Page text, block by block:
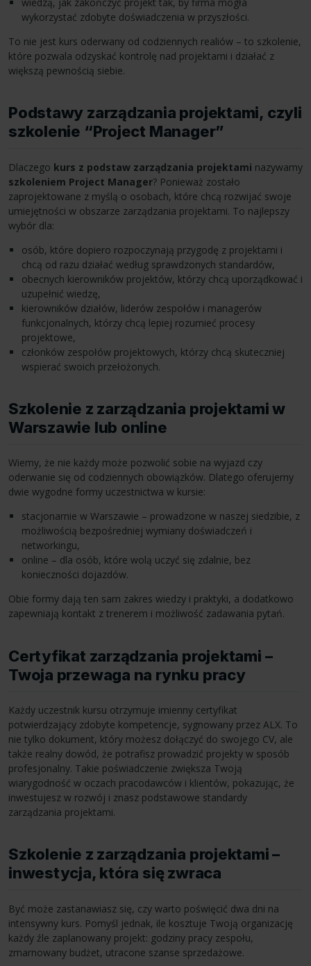
wykorzystać zdobyte doświadczenia w przyszłości.
To nie jest kurs oderwany od codziennych realiów – to szkolenie,
które pozwala odzyskać kontrolę nad projektami i działać z
większą pewnością siebie.
Podstawy zarządzania projektami, czyli
szkolenie “Project Manager”
Dlaczego kurs z podstaw zarządzania projektami nazywamy
szkoleniem Project Manager? Ponieważ zostało
zaprojektowane z myślą o osobach, które chcą rozwijać swoje
umiejętności w obszarze zarządzania projektami. To najlepszy
wybór dla:
osób, które dopiero rozpoczynają przygodę z projektami i
chcą od razu działać według sprawdzonych standardów,
obecnych kierowników projektów, którzy chcą uporządkować i
uzupełnić wiedzę,
kierowników działów, liderów zespołów i managerów
funkcjonalnych, którzy chcą lepiej rozumieć procesy
projektowe,
członków zespołów projektowych, którzy chcą skuteczniej
wspierać swoich przełożonych.
Szkolenie z zarządzania projektami w
Warszawie lub online
Wiemy, że nie każdy może pozwolić sobie na wyjazd czy
oderwanie się od codziennych obowiązków. Dlatego oferujemy
dwie wygodne formy uczestnictwa w kursie:
stacjonarnie w Warszawie – prowadzone w naszej siedzibie, z
możliwością bezpośredniej wymiany doświadczeń i
networkingu,
online – dla osób, które wolą uczyć się zdalnie, bez
konieczności dojazdów.
Obie formy dają ten sam zakres wiedzy i praktyki, a dodatkowo
zapewniają kontakt z trenerem i możliwość zadawania pytań.
Certyfikat zarządzania projektami –
Twoja przewaga na rynku pracy
Każdy uczestnik kursu otrzymuje imienny certyfikat
potwierdzający zdobyte kompetencje, sygnowany przez ALX. To
nie tylko dokument, który możesz dołączyć do swojego CV, ale
także realny dowód, że potrafisz prowadzić projekty w sposób
profesjonalny. Takie poświadczenie zwiększa Twoją
wiarygodność w oczach pracodawców i klientów, pokazując, że
inwestujesz w rozwój i znasz podstawowe standardy
zarządzania projektami.
Szkolenie z zarządzania projektami –
inwestycja, która się zwraca
Być może zastanawiasz się, czy warto poświęcić dwa dni na
intensywny kurs. Pomyśl jednak, ile kosztuje Twoją organizację
każdy źle zaplanowany projekt: godziny pracy zespołu,
zmarnowany budżet, utracone szanse sprzedażowe.